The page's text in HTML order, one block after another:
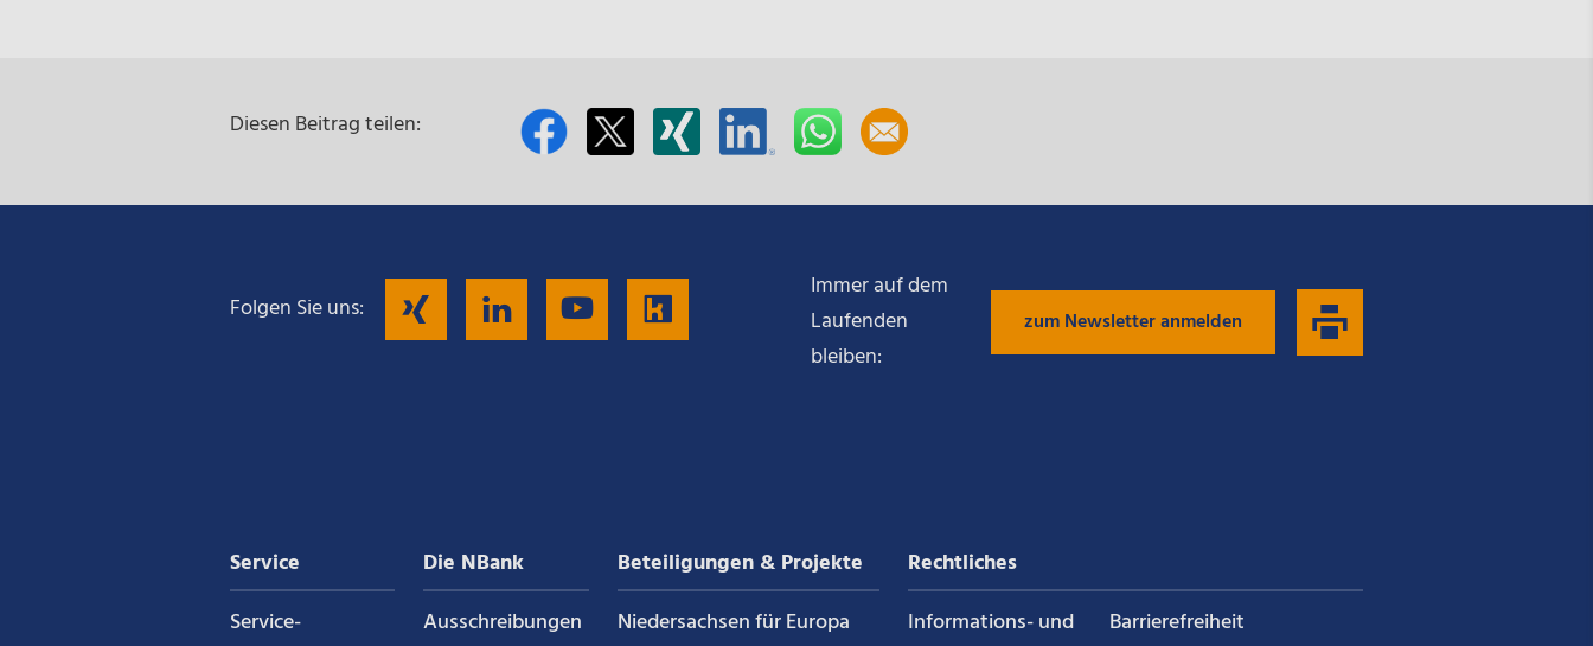
Diesen Beitrag teilen:
Folgen Sie uns:
Folgen
auf
Xing
Folgen
LinkedIn
Folgen
auf
YouTube
Folgen
auf
Kununu
Immer auf dem
Laufenden
bleiben:
zum Newsletter anmelden
Service
Service­
Die NBank
Ausschreibungen
Beteiligungen & Projekte
Niedersachsen für Europa
Rechtliches
Informations- und
Barrierefreiheit